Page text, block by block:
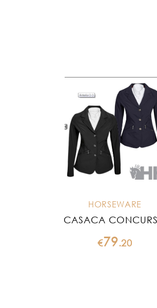
HORSEWARE
CASACA
€79.20